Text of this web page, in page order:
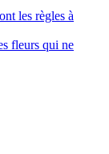
les règles à
fleurs qui ne